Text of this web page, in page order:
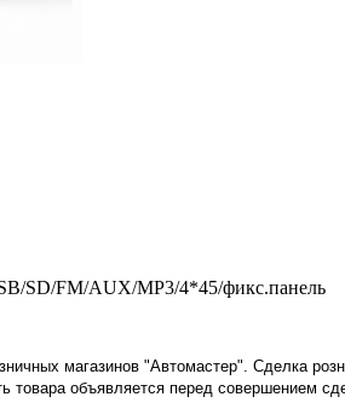
SD/FM/AUX/MP3/4*45/фикс.панель
магазинов "Автомастер". Сделка
товара объявляется перед совершением